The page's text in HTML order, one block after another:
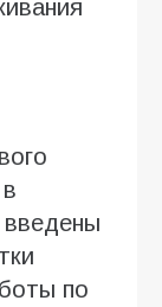
введены
по